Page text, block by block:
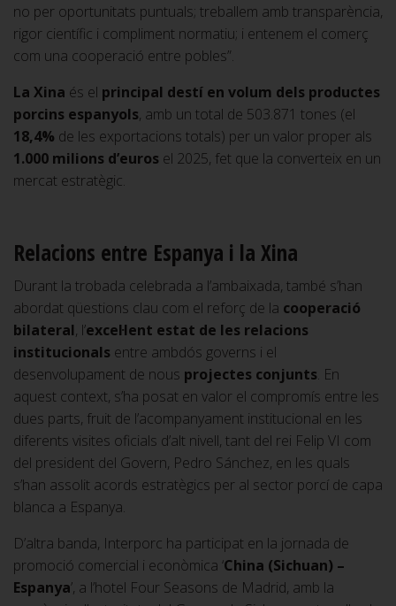
no per oportunitats puntuals; treballem amb transparència,
rigor científic i compliment normatiu; i entenem el comerç
com una cooperació entre pobles”.
La Xina és el principal destí en volum dels productes
porcins espanyols, amb un total de 503.871 tones (el
18,4% de les exportacions totals) per un valor proper als
1.000 milions d’euros el 2025, fet que la converteix en un
mercat estratègic.
Relacions entre Espanya i la Xina
Durant la trobada celebrada a l’ambaixada, també s’han
abordat qüestions clau com el reforç de la cooperació
bilateral, l’excel·lent estat de les relacions
institucionals entre ambdós governs i el
desenvolupament de nous projectes conjunts. En
aquest context, s’ha posat en valor el compromís entre les
dues parts, fruit de l’acompanyament institucional en les
diferents visites oficials d’alt nivell, tant del rei Felip VI com
del president del Govern, Pedro Sánchez, en les quals
s’han assolit acords estratègics per al sector porcí de capa
blanca a Espanya.
D’altra banda, Interporc ha participat en la jornada de
promoció comercial i econòmica ‘China (Sichuan) –
Espanya’, a l’hotel Four Seasons de Madrid, amb la